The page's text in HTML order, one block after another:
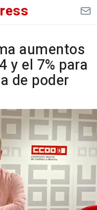
aumentos
y el 7% para
de poder